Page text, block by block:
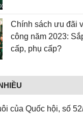
Chính sách ưu đãi
công năm 2023:
cấp, phụ cấp?
của Quốc hội, số